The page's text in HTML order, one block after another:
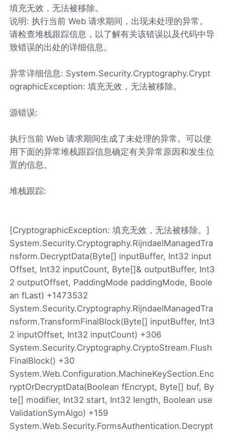
填充无效，无法被移除。
说明: 执行当前 Web 请求期间，出现未处理的异常。
请检查堆栈跟踪信息，以了解有关该错误以及代码中导
致错误的出处的详细信息。
异常详细信息: System.Security.Cryptography.Crypt
ographicException: 填充无效，无法被移除。
源错误:
执行当前 Web 请求期间生成了未处理的异常。可以使
用下面的异常堆栈跟踪信息确定有关异常原因和发生位
置的信息。
堆栈跟踪:
[CryptographicException: 填充无效，无法被移除。]
System.Security.Cryptography.RijndaelManagedTra
nsform.DecryptData(Byte[] inputBuffer, Int32 input
Offset, Int32 inputCount, Byte[]& outputBuffer, Int3
2 outputOffset, PaddingMode paddingMode, Boole
an fLast) +1473532
System.Security.Cryptography.RijndaelManagedTra
nsform.TransformFinalBlock(Byte[] inputBuffer, Int3
2 inputOffset, Int32 inputCount) +306
System.Security.Cryptography.CryptoStream.Flush
FinalBlock() +30
System.Web.Configuration.MachineKeySection.Enc
ryptOrDecryptData(Boolean fEncrypt, Byte[] buf, By
te[] modifier, Int32 start, Int32 length, Boolean use
ValidationSymAlgo) +159
System.Web.Security.FormsAuthentication.Decrypt